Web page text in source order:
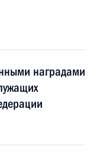
наградами